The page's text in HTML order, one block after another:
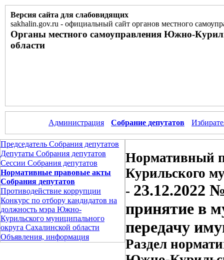
Версия сайта для слабовидящих
sakhalin.gov.ru - официальный сайт органов местного
Органы местного самоуправления Южно-
области
Администрация Собрание депутатов
Председатель Собрания депутатов
Депутаты Собрания депутатов
Сессии Собрания депутатов
Нормативные правовые акты
Собрания депутатов
Противодействие коррупции
Конкурс по отбору кандидатов на
должность мэра Южно-
Курильского муниципального
округа Сахалинской области
Объявления, информация
Нормативный
Курильского
- 23.12.2022
принятие в
передачу
Раздел